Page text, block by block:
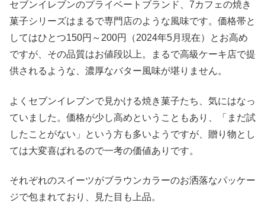
セブンイレブンのプライベートブランド、7カフェの焼き
菓子シリーズはまるで専門店のような風味です。価格帯と
してはひとつ150円～200円（2024年5月現在）とお高め
ですが、その品質はお値段以上。まるで高級ケーキ店で提
供されるような、濃厚なバター風味が堪りません。
よくセブンイレブンで見かける焼き菓子たち、気にはなっ
ていました。価格が少し高めということもあり、「まだ試
したことがない」という方も多いようですが、贈り物とし
ては大変喜ばれるので一考の価値ありです。
それぞれのスイーツがブラウンカラーのお洒落なパッケー
ジで包まれており、見た目も上品。